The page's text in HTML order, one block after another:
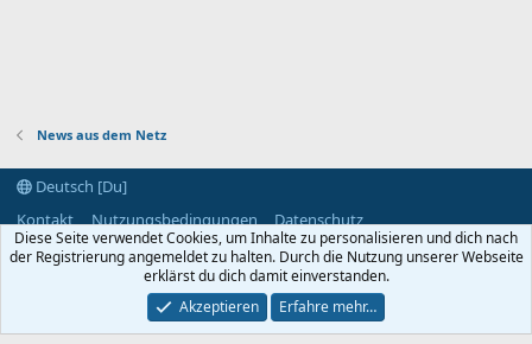
News aus dem Netz
Deutsch [Du]
Kontakt
Nutzungsbedingungen
Datenschutz
Hilfe und Impressum
Start
R
S
S
Community platform by XenForo® © 2010-2024 XenForo Ltd.
Abfragen 8 Zeit 0.0591s Max. Speicher
Diese Seite verwendet Cookies, um Inhalte zu personalisieren und dich nach
der Registrierung angemeldet zu halten. Durch die Nutzung unserer Webseite
erklärst du dich damit einverstanden.
Akzeptieren
Erfahre mehr…